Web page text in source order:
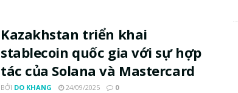
Kazakhstan triển khai
stablecoin quốc gia với sự hợp
tác của Solana và Mastercard
BỞI DO KHANG 24/09/2025 0